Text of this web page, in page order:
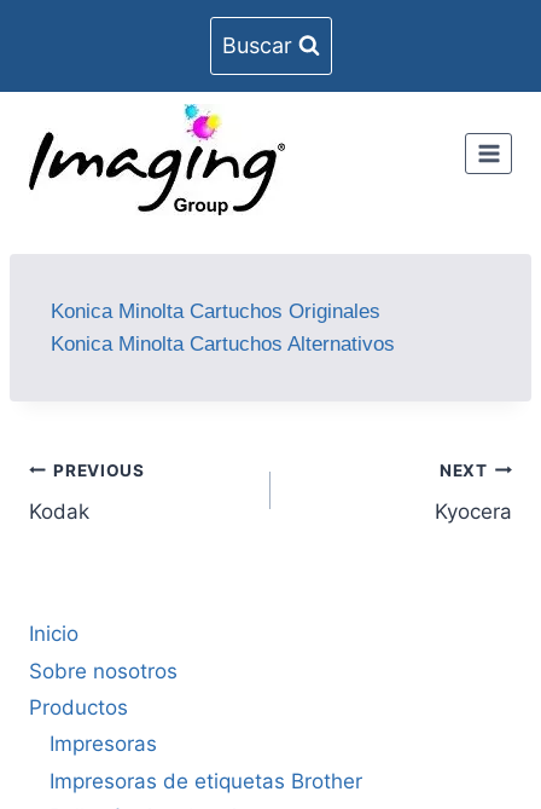
Buscar
Konica Minolta Cartuchos Originales
Konica Minolta Cartuchos Alternativos
PREVIOUS
Kodak
NEXT
Kyocera
Inicio
Sobre nosotros
Productos
Impresoras
Impresoras de etiquetas Brother